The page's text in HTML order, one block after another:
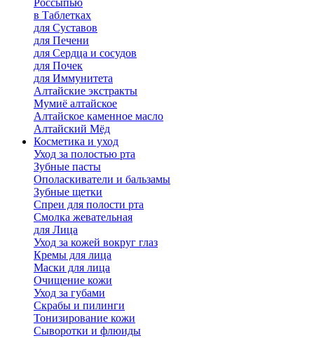
Россыпью
в Таблетках
для Cуставов
для Печени
для Сердца и сосудов
для Почек
для Иммунитета
Алтайские экстракты
Мумиё алтайское
Алтайское каменное масло
Алтайский Мёд
Косметика и уход
Уход за полостью рта
Зубные пасты
Ополаскиватели и бальзамы
Зубные щетки
Спреи для полости рта
Смолка жевательная
для Лица
Уход за кожей вокруг глаз
Кремы для лица
Маски для лица
Очищение кожи
Уход за губами
Скрабы и пилинги
Тонизирование кожи
Сыворотки и флюиды